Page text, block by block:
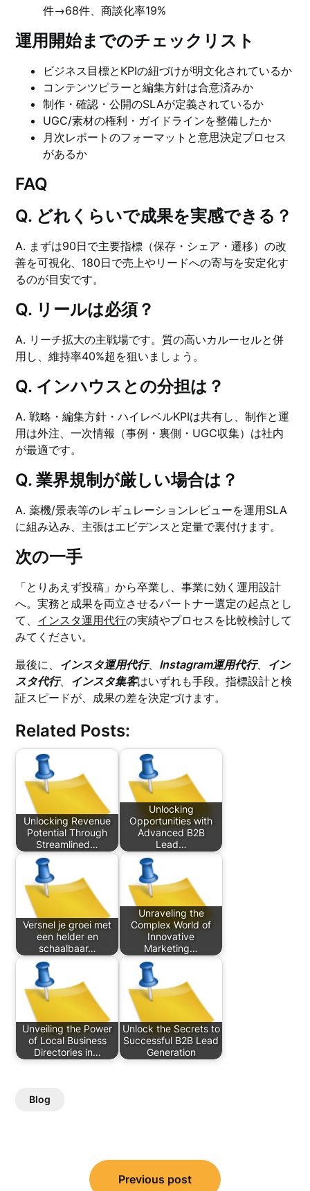
件→68件、商談化率19%
運用開始までのチェックリスト
ビジネス目標とKPIの紐づけが明文化されているか
コンテンツピラーと編集方針は合意済みか
制作・確認・公開のSLAが定義されているか
UGC/素材の権利・ガイドラインを整備したか
月次レポートのフォーマットと意思決定プロセス
があるか
FAQ
Q. どれくらいで成果を実感できる？
A. まずは90日で主要指標（保存・シェア・遷移）の改
善を可視化、180日で売上やリードへの寄与を安定化す
るのが目安です。
Q. リールは必須？
A. リーチ拡大の主戦場です。質の高いカルーセルと併
用し、維持率40%超を狙いましょう。
Q. インハウスとの分担は？
A. 戦略・編集方針・ハイレベルKPIは共有し、制作と運
用は外注、一次情報（事例・裏側・UGC収集）は社内
が最適です。
Q. 業界規制が厳しい場合は？
A. 薬機/景表等のレギュレーションレビューを運用SLA
に組み込み、主張はエビデンスと定量で裏付けます。
次の一手
「とりあえず投稿」から卒業し、事業に効く運用設計
へ。実務と成果を両立させるパートナー選定の起点とし
て、 インスタ運用代行の実績やプロセスを比較検討して
みてください。
最後に、 インスタ運用代行、 Instagram運用代行、 イン
スタ代行、 インスタ集客はいずれも手段。指標設計と検
証スピードが、成果の差を決定づけます。
Related Posts:
Unlocking Revenue
Potential Through
Streamlined…
Unlocking
Opportunities with
Advanced B2B
Lead…
Versnel je groei met
een helder en
schaalbaar…
Unraveling the
Complex World of
Innovative
Marketing…
Unveiling the Power
of Local Business
Directories in…
Unlock the Secrets to
Successful B2B Lead
Generation
Blog
navigation
Previous post